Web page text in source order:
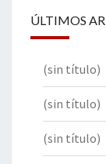
ÚLTIMOS
(sin título)
(sin título)
(sin título)